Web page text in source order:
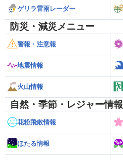
ゲリラ雷雨レーダー
防災・減災メニュー
警報・注意報
地震情報
火山情報
自然・季節・レジャー情報
花粉飛散情報
ほたる情報